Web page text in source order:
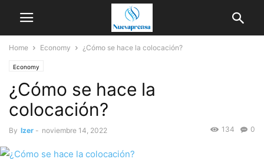
Home Economy ¿Cómo se hace la colocación?
Economy
¿Cómo se hace la
colocación?
By Izer - noviembre 14, 2022 0
134